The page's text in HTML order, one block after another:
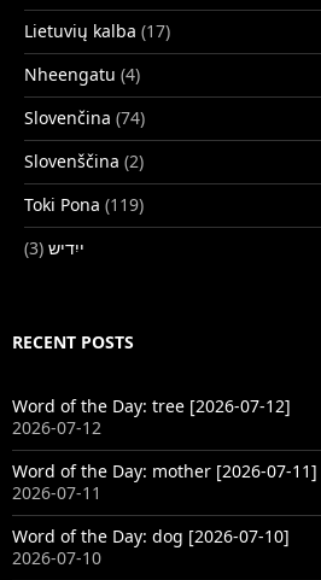
Lietuvių kalba (17)
Nheengatu (4)
Slovenčina (74)
Slovenščina (2)
Toki Pona (119)
ייִדיש (3)
RECENT POSTS
Word of the Day: tree [2026-07-12]
2026-07-12
Word of the Day: mother [2026-07-11]
2026-07-11
Word of the Day: dog [2026-07-10]
2026-07-10